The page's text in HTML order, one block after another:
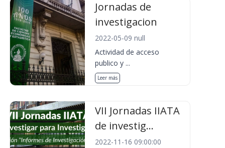
Jornadas de
investigacion
2022-05-09 null
Actividad de acceso
publico y ...
Leer más
VII Jornadas IIATA
de investig...
2022-11-16 09:00:00